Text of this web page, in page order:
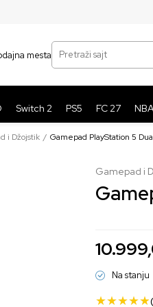
mesta
Pretraži sajt
Switch 2 PS5 FC 27
i Džojstik Gamepad PlayStation 5
Gamepad i
Na stanju